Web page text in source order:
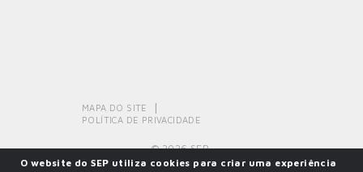
MAPA DO SITE
POLÍTICA DE PRIVACIDADE
© 2026 SEP.
O website do SEP utiliza cookies para criar uma experiência